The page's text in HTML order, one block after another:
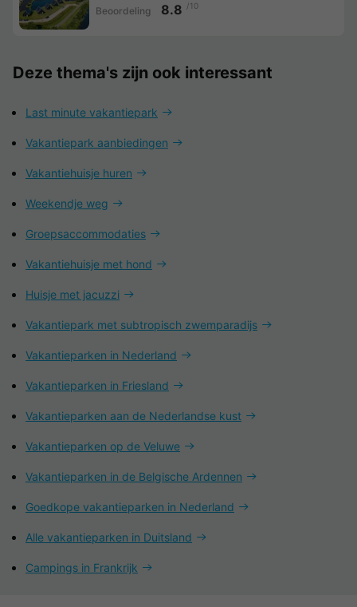
Beoordeling 8.8 /10
Deze thema's zijn ook interessant
Last minute vakantiepark
Vakantiepark aanbiedingen
Vakantiehuisje huren
Weekendje weg
Groepsaccommodaties
Vakantiehuisje met hond
Huisje met jacuzzi
Vakantiepark met subtropisch zwemparadijs
Vakantieparken in Nederland
Vakantieparken in Friesland
Vakantieparken aan de Nederlandse kust
Vakantieparken op de Veluwe
Vakantieparken in de Belgische Ardennen
Goedkope vakantieparken in Nederland
Alle vakantieparken in Duitsland
Campings in Frankrijk